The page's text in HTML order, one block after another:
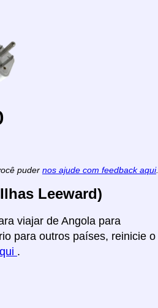
puder nos ajude com feedback aqui.
Leeward)
viajar de Angola para
para outros países, reinicie o
.